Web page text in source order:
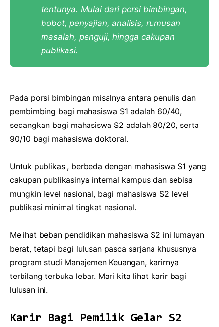
tentunya. Mulai dari porsi bimbingan,
bobot, penyajian, analisis, rumusan
masalah, penguji, hingga cakupan
publikasi.
Pada porsi bimbingan misalnya antara penulis dan
pembimbing bagi mahasiswa S1 adalah 60/40,
sedangkan bagi mahasiswa S2 adalah 80/20, serta
90/10 bagi mahasiswa doktoral.
Untuk publikasi, berbeda dengan mahasiswa S1 yang
cakupan publikasinya internal kampus dan sebisa
mungkin level nasional, bagi mahasiswa S2 level
publikasi minimal tingkat nasional.
Melihat beban pendidikan mahasiswa S2 ini lumayan
berat, tetapi bagi lulusan pasca sarjana khususnya
program studi Manajemen Keuangan, karirnya
terbilang terbuka lebar. Mari kita lihat karir bagi
lulusan ini.
Karir Bagi Pemilik Gelar S2